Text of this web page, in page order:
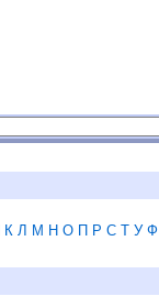
К Л М Н О П Р С Т У Ф